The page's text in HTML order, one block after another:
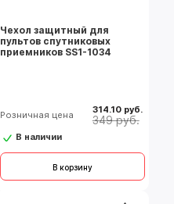
Чехол защитный для
пультов спутниковых
приемников SS1-1034
Розничная цена 314.10 руб.
349 руб.
В наличии
В корзину